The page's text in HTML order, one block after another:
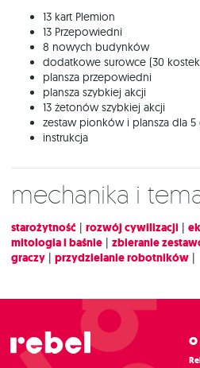
13 kart Plemion
13 Przepowiedni
8 nowych budynków
dodatkowe surowce (30
plansza przepowiedni
plansza szybkiej akcji
13 żetonów szybkiej akcji
zestaw pionków i plansza dla 5
instrukcja
Mechanika i
starożytność | rozwój cywilizacji |
mitologia i baśnie | zbieranie
graczy | przydzielanie robotników |